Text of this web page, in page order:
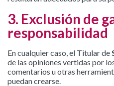
3. Exclusión de
responsabilidad
En cualquier caso, el Titular de
de las opiniones vertidas por
comentarios u otras
puedan crearse.